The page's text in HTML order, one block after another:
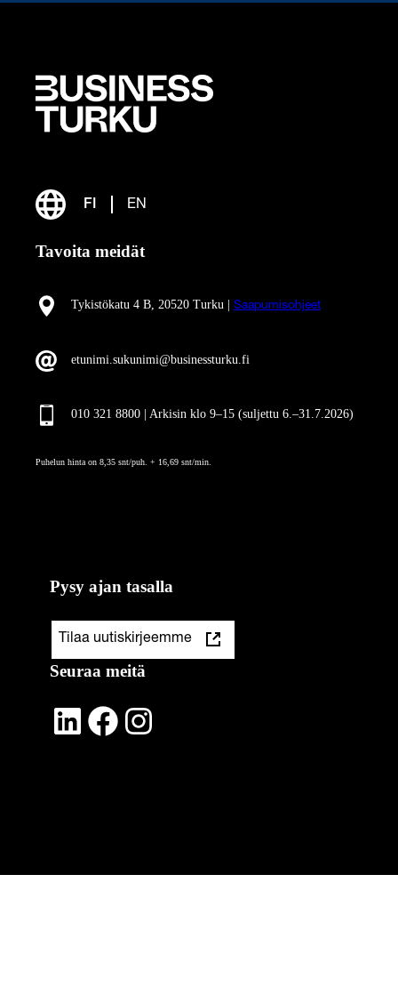
FI EN
Tavoita meidät
Tykistökatu 4 B, 20520 Turku | Saapumisohjeet
etunimi.sukunimi@businessturku.fi
010 321 8800 | Arkisin klo 9–15 (suljettu 6.–31.7.2026)
Puhelun hinta on 8,35 snt/puh. + 16,69 snt/min.
Pysy ajan tasalla
Tilaa uutiskirjeemme
Seuraa meitä
LinkedIn Facebook Instagram